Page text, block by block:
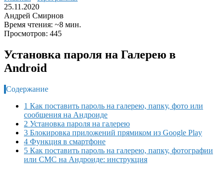
25.11.2020
Андрей Смирнов
Время чтения: ~8 мин.
Просмотров: 445
Установка пароля на Галерею в
Android
Содержание
1 Как поставить пароль на галерею, папку, фото или
сообщения на Андроиде
2 Установка пароля на галерею
3 Блокировка приложений прямиком из Google Play
4 Функция в смартфоне
5 Как поставить пароль на галерею, папку, фотографии
или СМС на Андроиде: инструкция